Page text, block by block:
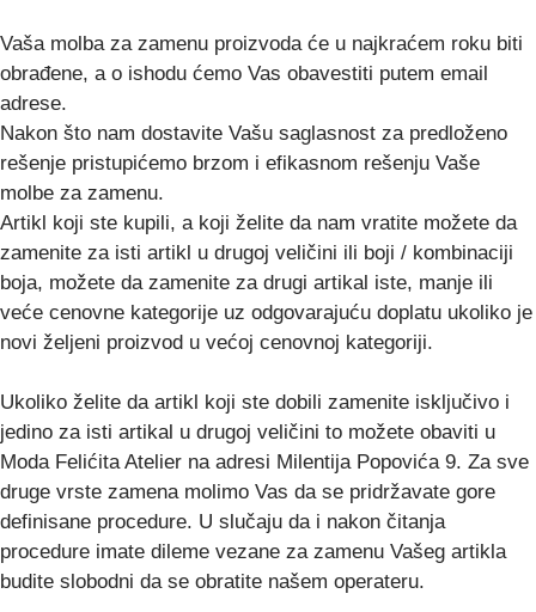
Vaša molba za zamenu proizvoda će u najkraćem roku biti
obrađene, a o ishodu ćemo Vas obavestiti putem email
adrese.
Nakon što nam dostavite Vašu saglasnost za predloženo
rešenje pristupićemo brzom i efikasnom rešenju Vaše
molbe za zamenu.
Artikl koji ste kupili, a koji želite da nam vratite možete da
zamenite za isti artikl u drugoj veličini ili boji / kombinaciji
boja, možete da zamenite za drugi artikal iste, manje ili
veće cenovne kategorije uz odgovarajuću doplatu ukoliko je
novi željeni proizvod u većoj cenovnoj kategoriji.
Ukoliko želite da artikl koji ste dobili zamenite isključivo i
jedino za isti artikal u drugoj veličini to možete obaviti u
Moda Felićita Atelier na adresi Milentija Popovića 9. Za sve
druge vrste zamena molimo Vas da se pridržavate gore
definisane procedure. U slučaju da i nakon čitanja
procedure imate dileme vezane za zamenu Vašeg artikla
budite slobodni da se obratite našem operateru.